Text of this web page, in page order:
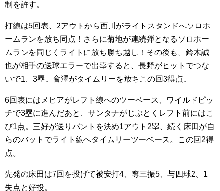
制を許す。
打線は5回表、2アウトから西川がライトスタンドへソロホ
ームランを放ち同点！さらに菊地が連続弾となるソロホー
ムランを同じくライトに放ち勝ち越し！その後も、鈴木誠
也が相手の送球エラーで出塁すると、長野がヒットでつな
いで1、3塁。會澤がタイムリーを放ちこの回3得点。
6回表にはメヒアがレフト線へのツーベース、ワイルドピッ
チで3塁に進んだあと、サンタナがじぶとくレフト前にはこ
び1点。三好が送りバントを決め1アウト2塁、続く床田が自
らのバットでライト線へタイムリーツーベース。この回2得
点。
先発の床田は7回を投げて被安打4、奪三振5、与四球2、1
失点と好投。